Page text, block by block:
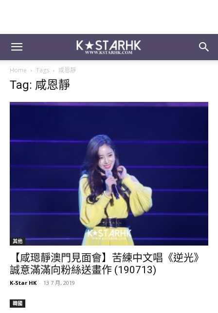
Home Tags 咸恩靜
Tag: 咸恩靜
其他
【咸𤨒靜澳門見面會】苦練中文唱《逆光》
誠意滿滿向粉絲送畫作 (190713)
K-Star HK - 13 7 月, 2019
韓國